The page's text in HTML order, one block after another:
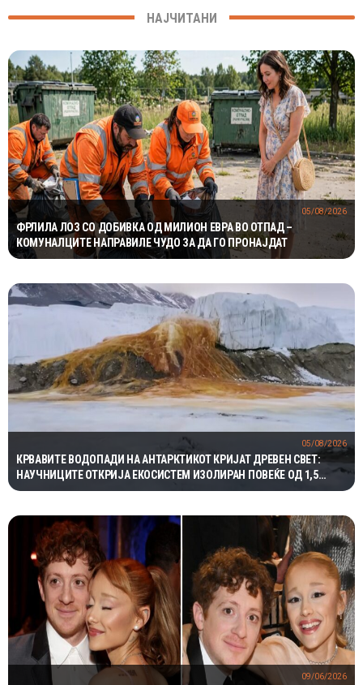
НАЈЧИТАНИ
ФРЛИЛА ЛОЗ СО ДОБИВКА ОД МИЛИОН ЕВРА ВО ОТПАД –
КОМУНАЛЦИТЕ НАПРАВИЛЕ ЧУДО ЗА ДА ГО ПРОНАЈДАТ
05/08/2026
КРВАВИТЕ ВОДОПАДИ НА АНТАРКТИКОТ КРИЈАТ ДРЕВЕН СВЕТ:
НАУЧНИЦИТЕ ОТКРИЈА ЕКОСИСТЕМ ИЗОЛИРАН ПОВЕЌЕ ОД 1,5
МИЛИОНИ ГОДИНИ
05/08/2026
09/06/2026